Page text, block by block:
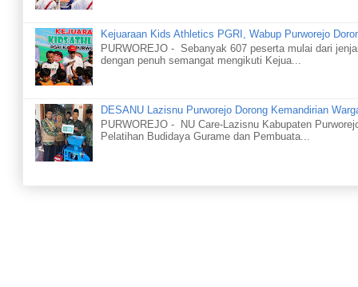
Kejuaraan Kids Athletics PGRI, Wabup Purworejo
PURWOREJO - Sebanyak 607 peserta mulai dari
dengan penuh semangat mengikuti Kejua...
DESANU Lazisnu Purworejo Dorong Kemandirian
PURWOREJO - NU Care-Lazisnu Kabupaten
Pelatihan Budidaya Gurame dan Pembuata...